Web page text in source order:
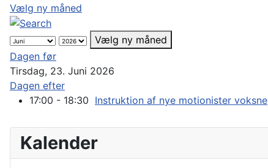
Vælg ny måned
Vælg ny måned
Dagen før
Tirsdag, 23. Juni 2026
Dagen efter
17:00 - 18:30 Instruktion af nye motionister voksne
Kalender